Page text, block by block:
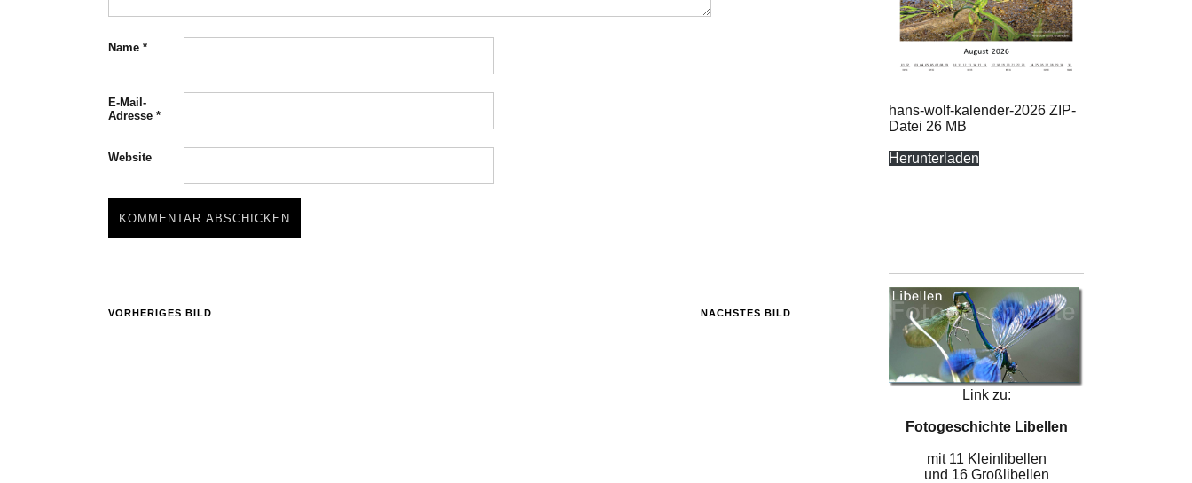
Name *
E-Mail-
Adresse *
Website
NÄCHSTES BILD
VORHERIGES BILD
hans-wolf-kalender-2026 ZIP-
Datei 26 MB
Herunterladen
Link zu:
Fotogeschichte Libellen
mit 11 Kleinlibellen
und 16 Großlibellen